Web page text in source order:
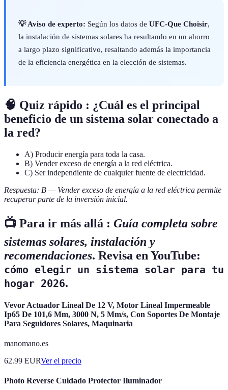
💡 Aviso de experto: Según los datos de UFC-Que Choisir,
la instalación de sistemas solares ha resultando en un ahorro
a largo plazo significativo, resaltando además la importancia
de la eficiencia energética en la elección de sistemas.
🧠 Quiz rápido : ¿Cuál es el principal
beneficio de un sistema solar conectado a
la red?
A) Producir energía para toda la casa.
B) Vender exceso de energía a la red eléctrica.
C) Ser independiente de cualquier fuente de electricidad.
Respuesta: B — Vender exceso de energía a la red eléctrica permite
recuperar parte de la inversión inicial.
📺 Para ir más allá : Guía completa sobre
sistemas solares, instalación y
recomendaciones. Revisa en YouTube:
cómo elegir un sistema solar para tu
hogar 2026.
Vevor Actuador Lineal De 12 V, Motor Lineal Impermeable
Ip65 De 101,6 Mm, 3000 N, 5 Mm/s, Con Soportes De Montaje
Para Seguidores Solares, Maquinaria
manomano.es
62.99 EURVer el precio
Photo Reverse Cuidado Protector Iluminador